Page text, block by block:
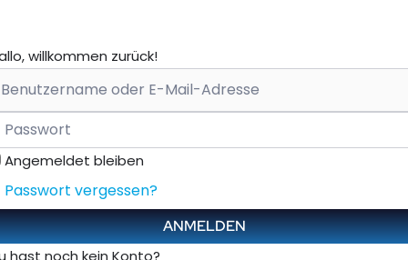
willkommen zurück!
Angemeldet bleiben
Passwort vergessen?
ANMELDEN
hast noch kein Konto?